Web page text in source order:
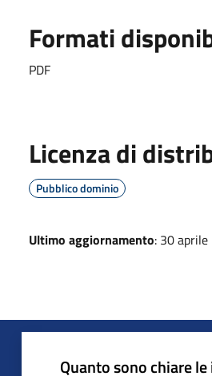
Formati
PDF
Licenza di
Pubblico dominio
Ultimo aggiornamento: 30
Quanto sono chiare